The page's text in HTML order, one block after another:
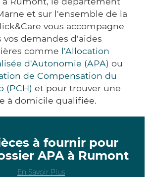
et sur l'ensemble de la
vous accompagne
vos demandes d'aides
comme l'Allocation
d'Autonomie (APA) ou
de Compensation du
(PCH) et pour trouver une
à domicile qualifiée.
à fournir pour
APA à Rumont
En Savoir Plus